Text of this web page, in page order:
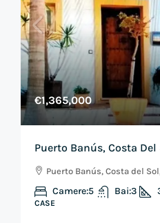
€1,365,000
Puerto Banús, Costa
Puerto Banús, Costa del
Camere:5 Bai:3
CASE